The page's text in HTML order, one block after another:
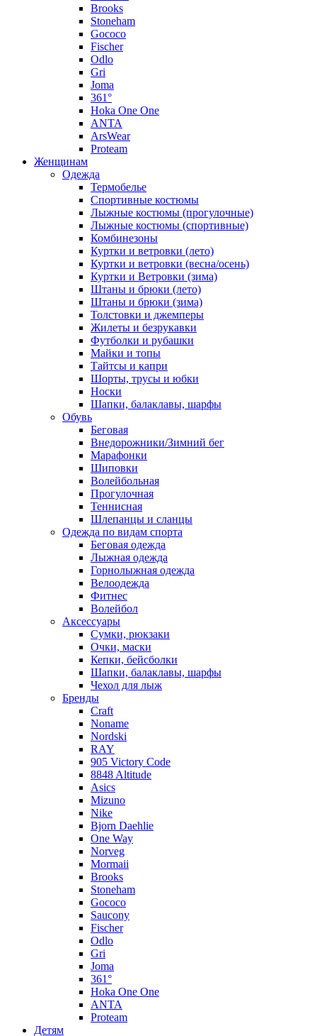
Brooks
Stoneham
Gococo
Fischer
Odlo
Gri
Joma
361°
Hoka One One
ANTA
ArsWear
Proteam
Женщинам
Одежда
Термобелье
Спортивные костюмы
Лыжные костюмы (прогулочные)
Лыжные костюмы (спортивные)
Комбинезоны
Куртки и ветровки (лето)
Куртки и ветровки (весна/осень)
Куртки и Ветровки (зима)
Штаны и брюки (лето)
Штаны и брюки (зима)
Толстовки и джемперы
Жилеты и безрукавки
Футболки и рубашки
Майки и топы
Тайтсы и капри
Шорты, трусы и юбки
Носки
Шапки, балаклавы, шарфы
Обувь
Беговая
Внедорожники/Зимний бег
Марафонки
Шиповки
Волейбольная
Прогулочная
Теннисная
Шлепанцы и сланцы
Одежда по видам спорта
Беговая одежда
Лыжная одежда
Горнолыжная одежда
Велоодежда
Фитнес
Волейбол
Аксессуары
Сумки, рюкзаки
Очки, маски
Кепки, бейсболки
Шапки, балаклавы, шарфы
Чехол для лыж
Бренды
Craft
Noname
Nordski
RAY
905 Victory Code
8848 Altitude
Asics
Mizuno
Nike
Bjorn Daehlie
One Way
Norveg
Mormaii
Brooks
Stoneham
Gococo
Saucony
Fischer
Odlo
Gri
Joma
361°
Hoka One One
ANTA
Proteam
Детям